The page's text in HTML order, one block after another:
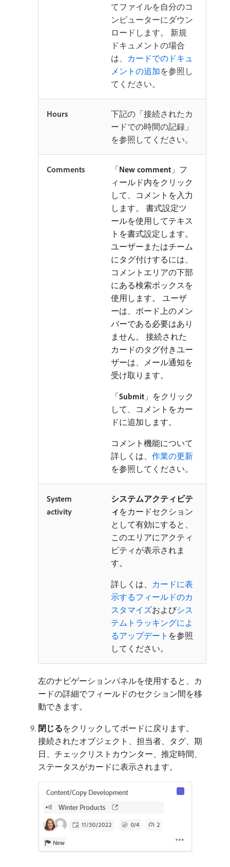
てファイルを自分のコ
ンピューターにダウン
ロードします。 新規
ドキュメントの場合
は、 カードでのドキュ
メントの追加を参照し
てください。
Hours
下記の「接続されたカ
ードでの時間の記録」
を参照してください。
Comments 「New comment 」フ
ィールド内をクリック
して、コメントを入力
します。 書式設定ツ
ールを使用してテキス
トを書式設定します。
ユーザーまたはチーム
にタグ付けするには、
コメントエリアの下部
にある検索ボックスを
使用します。 ユーザ
ーは、ボード上のメン
バーである必要はあり
ません。 接続された
カードのタグ付きユー
ザーは、メール通知を
受け取ります。
「Submit 」をクリック
して、コメントをカー
ドに追加します。
コメント機能について
詳しくは、 作業の更新
を参照してください。
System
activity
システムアクティビテ
ィ をカードセクション
として有効にすると、
このエリアにアクティ
ビティが表示されま
す。
詳しくは、 カードに表
示するフィールドのカ
スタマイズおよびシス
テムトラッキングによ
るアップデート を参照
してください。
左のナビゲーションパネルを使用すると、カ
ードの詳細でフィールドのセクション間を移
動できます。
閉じる​をクリックしてボードに戻ります。
接続されたオブジェクト、担当者、タグ、期
日、チェックリストカウンター、推定時間、
ステータスがカードに表示されます。